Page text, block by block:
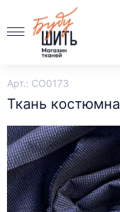
Арт.: CO0173
Ткань